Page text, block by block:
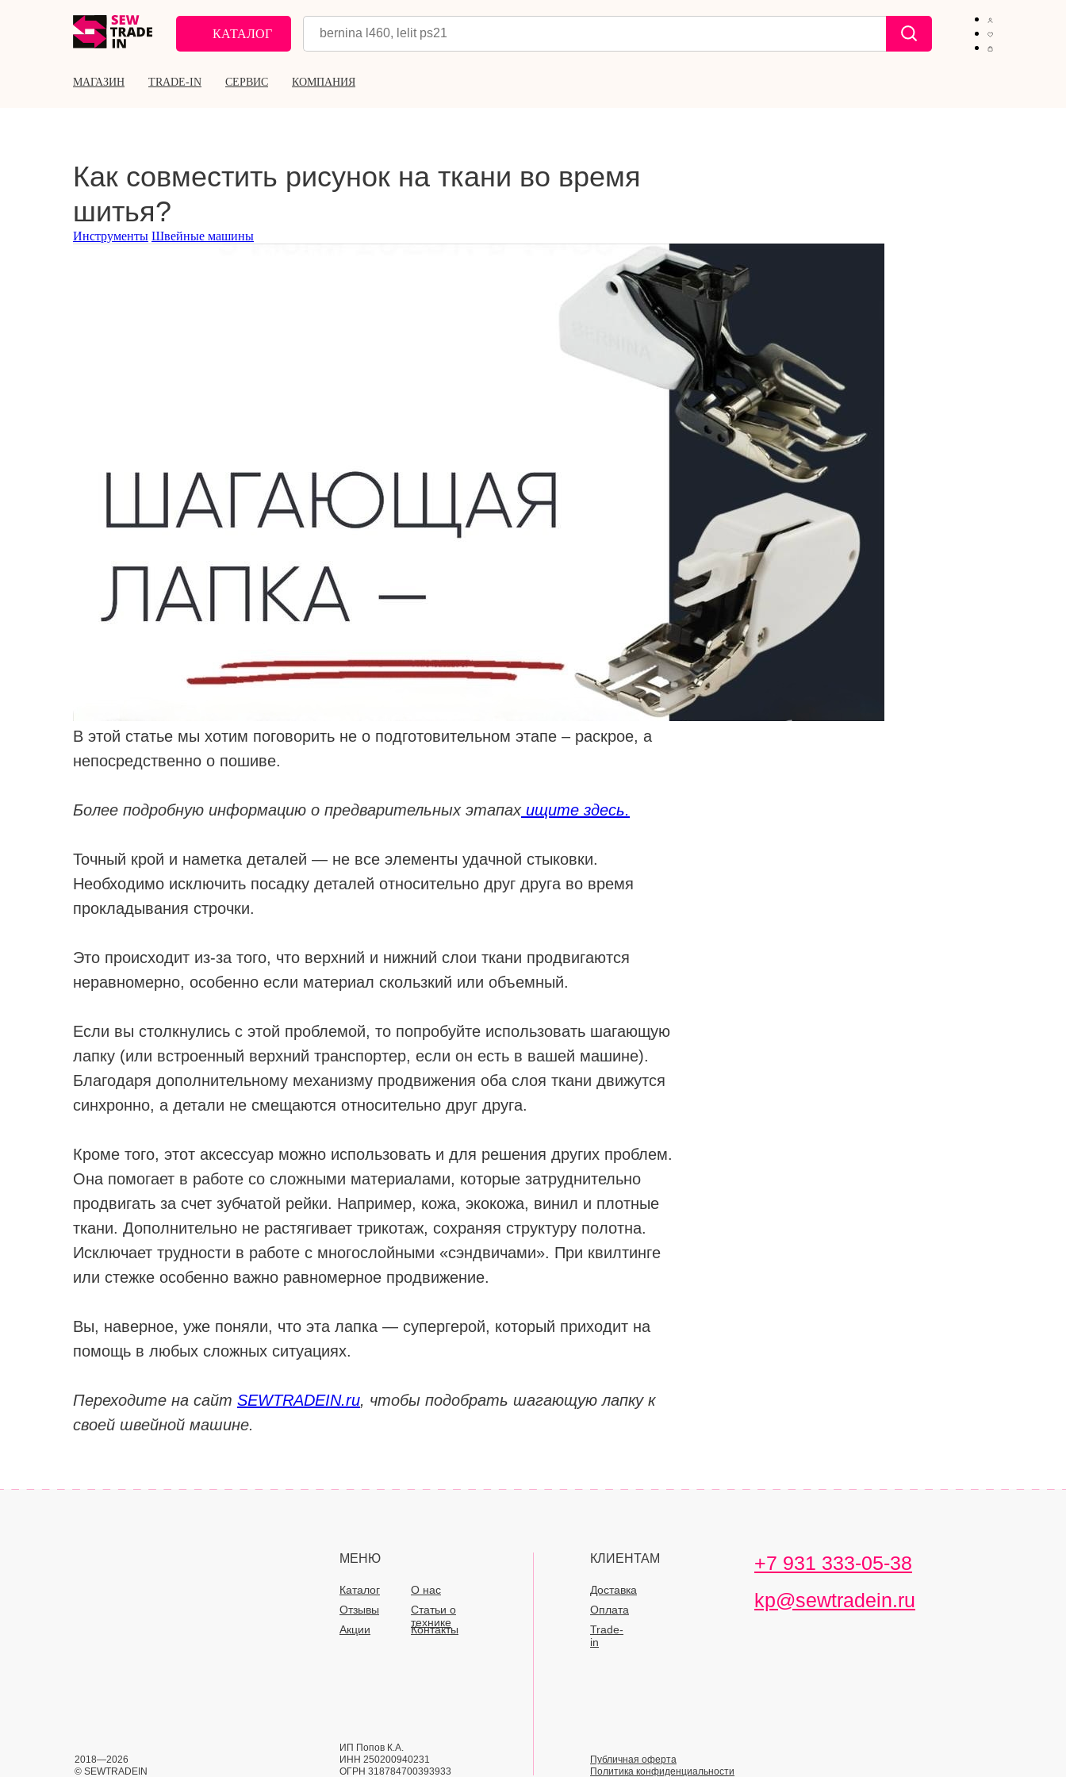
КАТАЛОГ
МАГАЗИН TRADE-IN СЕРВИС КОМПАНИЯ
Как совместить рисунок на ткани во время
шитья?
Инструменты Швейные машины
В этой статье мы хотим поговорить не о подготовительном этапе – раскрое, а
непосредственно о пошиве.
Более подробную информацию о предварительных этапахищите здесь.
Точный крой и наметка деталей — не все элементы удачной стыковки.
Необходимо исключить посадку деталей относительно друг друга во время
прокладывания строчки.
Это происходит из-за того, что верхний и нижний слои ткани продвигаются
неравномерно, особенно если материал скользкий или объемный.
Если вы столкнулись с этой проблемой, то попробуйте использовать шагающую
лапку (или встроенный верхний транспортер, если он есть в вашей машине).
Благодаря дополнительному механизму продвижения оба слоя ткани движутся
синхронно, а детали не смещаются относительно друг друга.
Кроме того, этот аксессуар можно использовать и для решения других проблем.
Она помогает в работе со сложными материалами, которые затруднительно
продвигать за счет зубчатой рейки. Например, кожа, экокожа, винил и плотные
ткани. Дополнительно не растягивает трикотаж, сохраняя структуру полотна.
Исключает трудности в работе с многослойными «сэндвичами». При квилтинге
или стежке особенно важно равномерное продвижение.
Вы, наверное, уже поняли, что эта лапка — супергерой, который приходит на
помощь в любых сложных ситуациях.
Переходите на сайт SEWTRADEIN.ru, чтобы подобрать шагающую лапку к
своей швейной машине.
МЕНЮ КЛИЕНТАМ
Каталог О нас
Доставка
Статьи о
технике
Оплата
Отзывы
Акции
Контакты
Trade-
in
+7 931 333-05-38
kp@sewtradein.ru
ИП Попов К.А.
ИНН 250200940231
ОГРН 318784700393933
Политика конфиденциальности
Публичная оферта
2018—2026
© SEWTRADEIN